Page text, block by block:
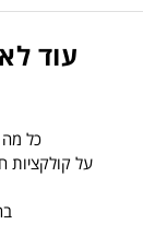
עוד
כל מה
על קולקציות